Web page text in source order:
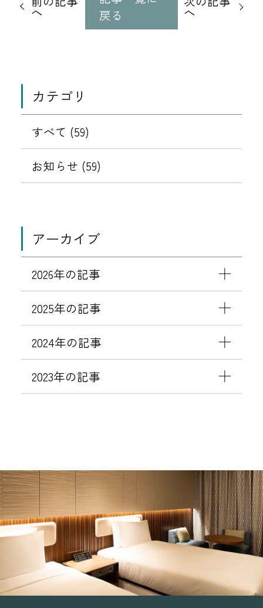
事へ
戻る
へ
カテゴリ
すべて (59)
お知らせ (59)
アーカイブ
2026年の記事
2025年の記事
2024年の記事
2023年の記事